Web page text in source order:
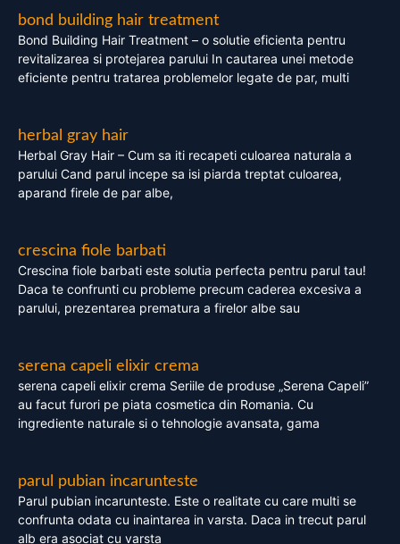
bond building hair treatment
Bond Building Hair Treatment – o solutie eficienta pentru
revitalizarea si protejarea parului In cautarea unei metode
eficiente pentru tratarea problemelor legate de par, multi
herbal gray hair
Herbal Gray Hair – Cum sa iti recapeti culoarea naturala a
parului Cand parul incepe sa isi piarda treptat culoarea,
aparand firele de par albe,
crescina fiole barbati
Crescina fiole barbati este solutia perfecta pentru parul tau!
Daca te confrunti cu probleme precum caderea excesiva a
parului, prezentarea prematura a firelor albe sau
serena capeli elixir crema
serena capeli elixir crema Seriile de produse „Serena Capeli”
au facut furori pe piata cosmetica din Romania. Cu
ingrediente naturale si o tehnologie avansata, gama
parul pubian incarunteste
Parul pubian incarunteste. Este o realitate cu care multi se
confrunta odata cu inaintarea in varsta. Daca in trecut parul
alb era asociat cu varsta